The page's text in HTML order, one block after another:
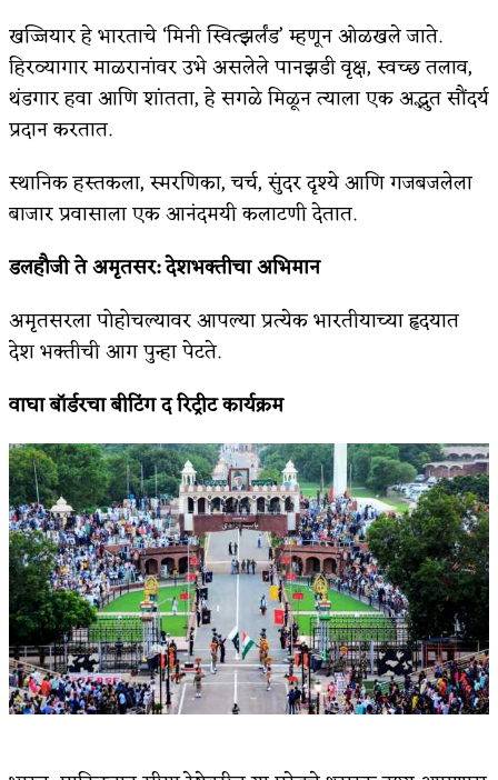
खज्जियार हे भारताचे ‘मिनी स्वित्झर्लंड’ म्हणून ओळखले जाते.
हिरव्यागार माळरानांवर उभे असलेले पानझडी वृक्ष, स्वच्छ तलाव,
थंडगार हवा आणि शांतता, हे सगळे मिळून त्याला एक अद्भुत सौंदर्य
प्रदान करतात.
स्थानिक हस्तकला, स्मरणिका, चर्च, सुंदर दृश्ये आणि गजबजलेला
बाजार प्रवासाला एक आनंदमयी कलाटणी देतात.
डलहौजी ते अमृतसर:देशभक्तीचा अभिमान
अमृतसरला पोहोचल्यावर आपल्या प्रत्येक भारतीयाच्या हृदयात
देश भक्तीची आग पुन्हा पेटते.
वाघा बॉर्डरचा बीटिंग द रिट्रीट कार्यक्रम